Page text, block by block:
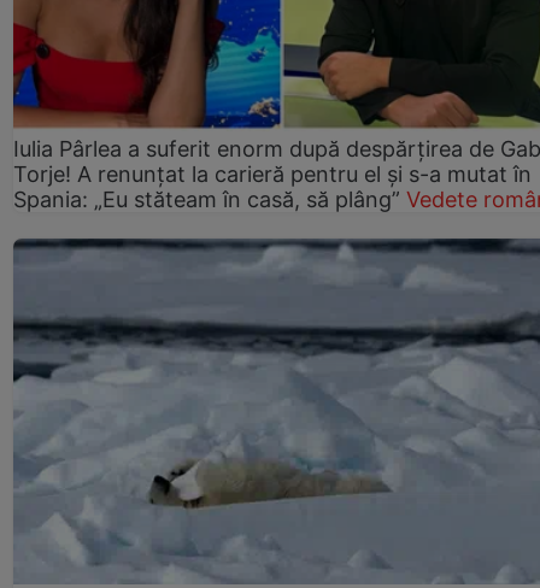
Iulia Pârlea a suferit enorm după despărțirea de
Torje! A renunțat la carieră pentru el și s-a mutat în
Spania: „Eu stăteam în casă, să plâng” Vedete